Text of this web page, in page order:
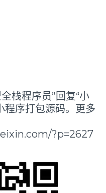
栈程序员”回复“小
程序打包源码。更多
?p=2627